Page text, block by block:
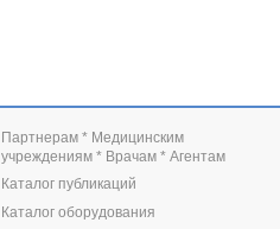
Партнерам * Медицинским
учреждениям * Врачам * Агентам
Каталог публикаций
Каталог оборудования